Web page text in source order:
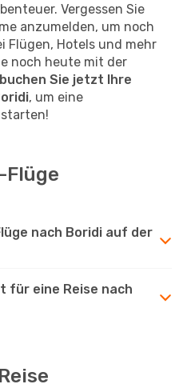
Vergessen Sie
anzumelden, um noch
Flügen, Hotels und mehr
noch heute mit der
buchen Sie jetzt Ihre
, um eine
Flüge
nach Boridi auf der
für eine Reise nach